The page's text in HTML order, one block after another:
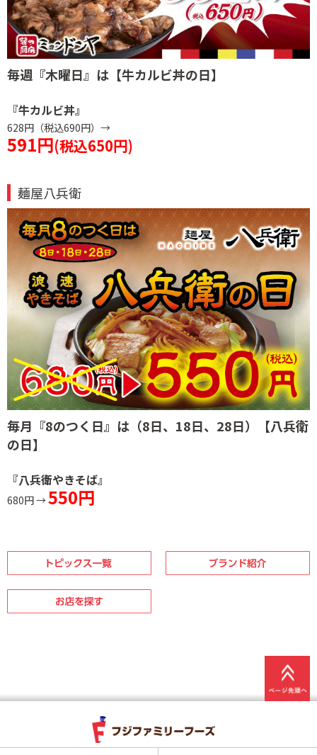
毎週『木曜日』は 【牛カルビ丼の日】
『牛カルビ丼』
628円（税込690円）→
591円(税込650円)
麺屋八兵衛
毎月『8のつく日』は （8日、18日、28日）
【八兵衛
の日】
『八兵衛やきそば』
680円 →550円